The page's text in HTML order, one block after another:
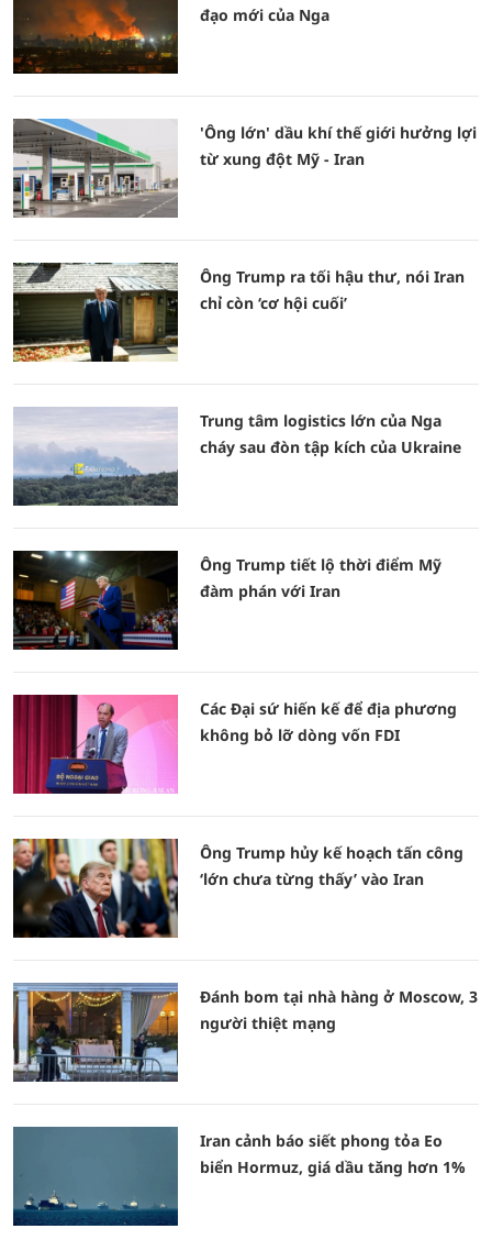
đạo mới của Nga
'Ông lớn' dầu khí thế giới hưởng lợi
từ xung đột Mỹ - Iran
Ông Trump ra tối hậu thư, nói Iran
chỉ còn ‘cơ hội cuối’
Trung tâm logistics lớn của Nga
cháy sau đòn tập kích của Ukraine
Ông Trump tiết lộ thời điểm Mỹ
đàm phán với Iran
Các Đại sứ hiến kế để địa phương
không bỏ lỡ dòng vốn FDI
Ông Trump hủy kế hoạch tấn công
‘lớn chưa từng thấy’ vào Iran
Đánh bom tại nhà hàng ở Moscow, 3
người thiệt mạng
Iran cảnh báo siết phong tỏa Eo
biển Hormuz, giá dầu tăng hơn 1%